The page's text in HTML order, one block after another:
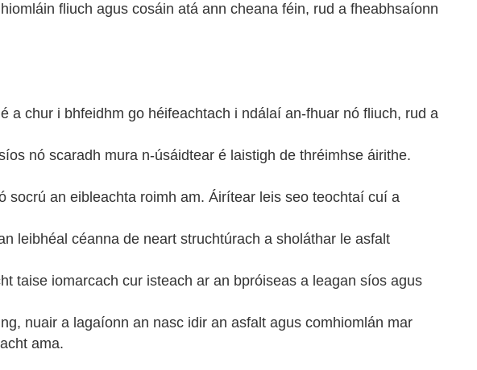
fliuch agus cosáin atá ann cheana féin, rud a fheabhsaíonn
a chur i bhfeidhm go héifeachtach i ndálaí an-fhuar nó fliuch, rud a
nó scaradh mura n-úsáidtear é laistigh de thréimhse áirithe.
an eibleachta roimh am. Áirítear leis seo teochtaí cuí a
leibhéal céanna de neart struchtúrach a sholáthar le asfalt
taise iomarcach cur isteach ar an bpróiseas a leagan síos agus
nuair a lagaíonn an nasc idir an asfalt agus comhiomlán mar
ama.